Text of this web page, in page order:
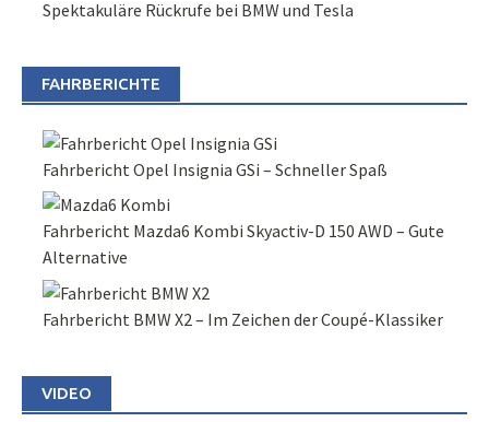
Spektakuläre Rückrufe bei BMW und Tesla
FAHRBERICHTE
Fahrbericht Opel Insignia GSi – Schneller Spaß
Fahrbericht Mazda6 Kombi Skyactiv-D 150 AWD – Gute
Alternative
Fahrbericht BMW X2 – Im Zeichen der Coupé-Klassiker
VIDEO